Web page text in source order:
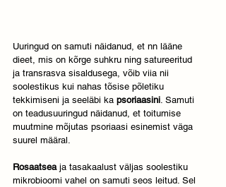
Uuringud on samuti näidanud, et nn lääne
dieet, mis on kõrge suhkru ning satureeritud
ja transrasva sisaldusega, võib viia nii
soolestikus kui nahas tõsise põletiku
tekkimiseni ja seeläbi ka psoriaasini . Samuti
on teadusuuringud näidanud, et toitumise
muutmine mõjutas psoriaasi esinemist väga
suurel määral.
Rosaatsea ja tasakaalust väljas soolestiku
mikrobioomi vahel on samuti seos leitud. Sel